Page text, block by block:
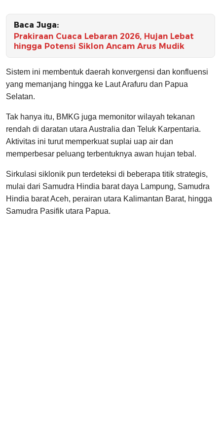
Baca Juga:
Prakiraan Cuaca Lebaran 2026, Hujan Lebat
hingga Potensi Siklon Ancam Arus Mudik
Sistem ini membentuk daerah konvergensi dan konfluensi
yang memanjang hingga ke Laut Arafuru dan Papua
Selatan.
Tak hanya itu, BMKG juga memonitor wilayah tekanan
rendah di daratan utara Australia dan Teluk Karpentaria.
Aktivitas ini turut memperkuat suplai uap air dan
memperbesar peluang terbentuknya awan hujan tebal.
Sirkulasi siklonik pun terdeteksi di beberapa titik strategis,
mulai dari Samudra Hindia barat daya Lampung, Samudra
Hindia barat Aceh, perairan utara Kalimantan Barat, hingga
Samudra Pasifik utara Papua.